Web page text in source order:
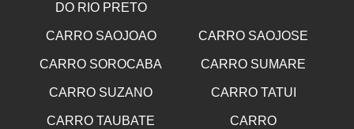
DO RIO PRETO
CARRO SAOJOAO CARRO SAOJOSE
CARRO SOROCABA CARRO SUMARE
CARRO SUZANO CARRO TATUI
CARRO TAUBATE
CARRO